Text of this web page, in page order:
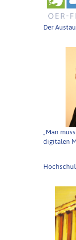
Der
„Man
digitalen